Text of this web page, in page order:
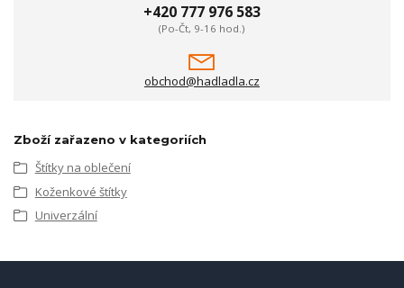
+420 777 976 583
(Po-Čt, 9-16 hod.)
obchod@hadladla.cz
Zboží zařazeno v kategoriích
Štítky na oblečení
Koženkové štítky
Univerzální